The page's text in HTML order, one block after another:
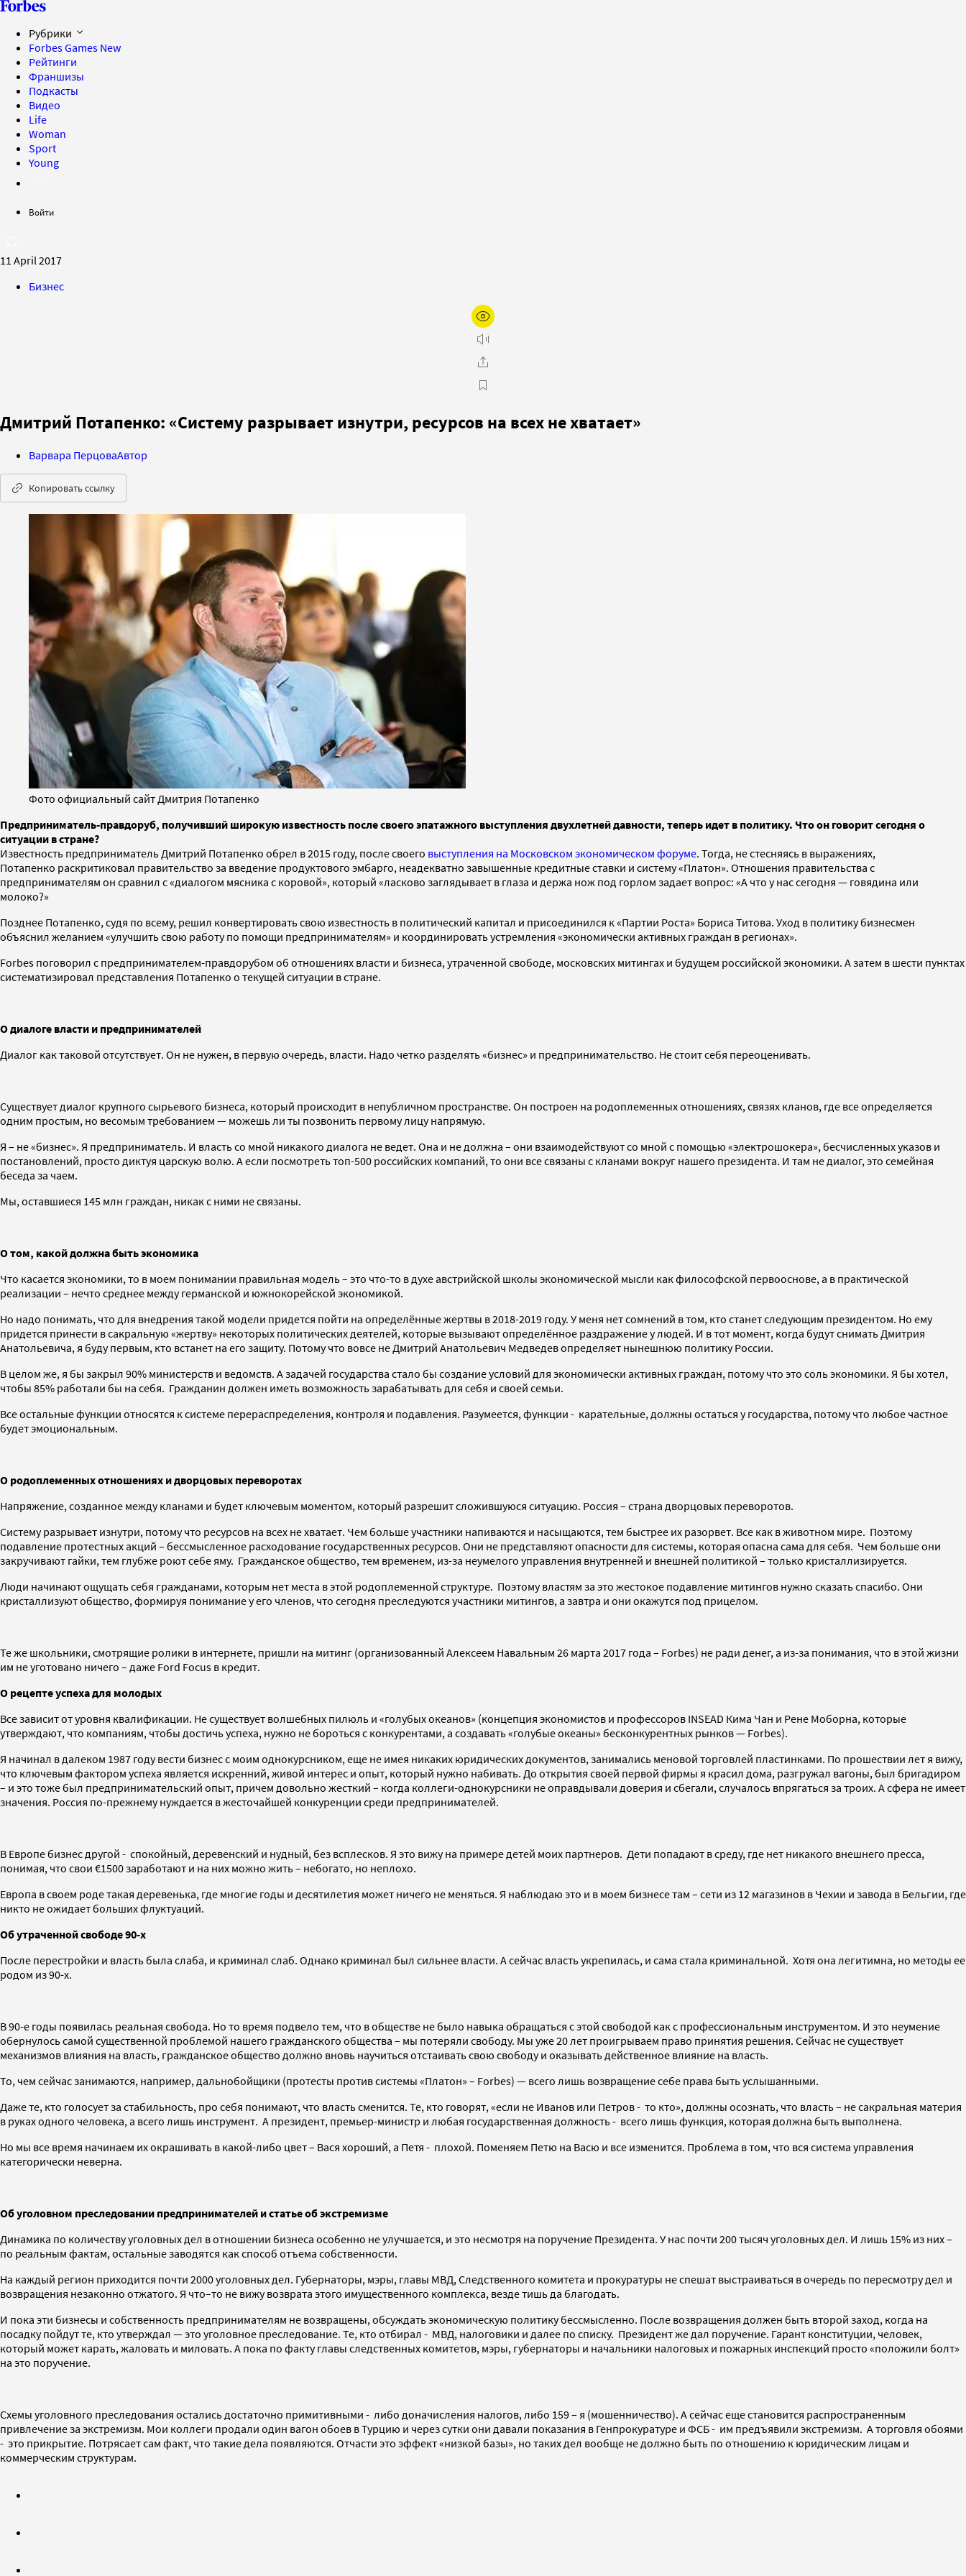
Рубрики
Forbes Games New
Рейтинги
Франшизы
Подкасты
Видео
Life
Woman
Sport
Young
Войти
11 April 2017
Бизнес
Дмитрий Потапенко: «Систему разрывает изнутри, ресурсов на всех не хватает»
Варвара ПерцоваАвтор
Копировать ссылку
Фото официальный сайт Дмитрия Потапенко
Предприниматель-правдоруб, получивший широкую известность после своего эпатажного выступления двухлетней давности, теперь идет в политику. Что он говорит сегодня о
ситуации в стране?
Известность предприниматель Дмитрий Потапенко обрел в 2015 году, после своего выступления на Московском экономическом форуме. Тогда, не стесняясь в выражениях,
Потапенко раскритиковал правительство за введение продуктового эмбарго, неадекватно завышенные кредитные ставки и систему «Платон». Отношения правительства с
предпринимателям он сравнил с «диалогом мясника с коровой», который «ласково заглядывает в глаза и держа нож под горлом задает вопрос: «А что у нас сегодня — говядина или
молоко?»
Позднее Потапенко, судя по всему, решил конвертировать свою известность в политический капитал и присоединился к «Партии Роста» Бориса Титова. Уход в политику бизнесмен
объяснил желанием «улучшить свою работу по помощи предпринимателям» и координировать устремления «экономически активных граждан в регионах».
Forbes поговорил с предпринимателем-правдорубом об отношениях власти и бизнеса, утраченной свободе, московских митингах и будущем российской экономики. А затем в шести пунктах
систематизировал представления Потапенко о текущей ситуации в стране.
О диалоге власти и предпринимателей
Диалог как таковой отсутствует. Он не нужен, в первую очередь, власти. Надо четко разделять «бизнес» и предпринимательство. Не стоит себя переоценивать.
Существует диалог крупного сырьевого бизнеса, который происходит в непубличном пространстве. Он построен на родоплеменных отношениях, связях кланов, где все определяется
одним простым, но весомым требованием — можешь ли ты позвонить первому лицу напрямую.
Я – не «бизнес». Я предприниматель. И власть со мной никакого диалога не ведет. Она и не должна – они взаимодействуют со мной с помощью «электрошокера», бесчисленных указов и
постановлений, просто диктуя царскую волю. А если посмотреть топ-500 российских компаний, то они все связаны с кланами вокруг нашего президента. И там не диалог, это семейная
беседа за чаем.
Мы, оставшиеся 145 млн граждан, никак с ними не связаны.
О том, какой должна быть экономика
Что касается экономики, то в моем понимании правильная модель – это что-то в духе австрийской школы экономической мысли как философской первооснове, а в практической
реализации – нечто среднее между германской и южнокорейской экономикой.
Но надо понимать, что для внедрения такой модели придется пойти на определённые жертвы в 2018-2019 году. У меня нет сомнений в том, кто станет следующим президентом. Но ему
придется принести в сакральную «жертву» некоторых политических деятелей, которые вызывают определённое раздражение у людей. И в тот момент, когда будут снимать Дмитрия
Анатольевича, я буду первым, кто встанет на его защиту. Потому что вовсе не Дмитрий Анатольевич Медведев определяет нынешнюю политику России.
В целом же, я бы закрыл 90% министерств и ведомств. А задачей государства стало бы создание условий для экономически активных граждан, потому что это соль экономики. Я бы хотел,
чтобы 85% работали бы на себя. Гражданин должен иметь возможность зарабатывать для себя и своей семьи.
Все остальные функции относятся к системе перераспределения, контроля и подавления. Разумеется, функции - карательные, должны остаться у государства, потому что любое частное
будет эмоциональным.
О родоплеменных отношениях и дворцовых переворотах
Напряжение, созданное между кланами и будет ключевым моментом, который разрешит сложившуюся ситуацию. Россия – страна дворцовых переворотов.
Систему разрывает изнутри, потому что ресурсов на всех не хватает. Чем больше участники напиваются и насыщаются, тем быстрее их разорвет. Все как в животном мире. Поэтому
подавление протестных акций – бессмысленное расходование государственных ресурсов. Они не представляют опасности для системы, которая опасна сама для себя. Чем больше они
закручивают гайки, тем глубже роют себе яму. Гражданское общество, тем временем, из-за неумелого управления внутренней и внешней политикой – только кристаллизируется.
Люди начинают ощущать себя гражданами, которым нет места в этой родоплеменной структуре. Поэтому властям за это жестокое подавление митингов нужно сказать спасибо. Они
кристаллизуют общество, формируя понимание у его членов, что сегодня преследуются участники митингов, а завтра и они окажутся под прицелом.
Те же школьники, смотрящие ролики в интернете, пришли на митинг (организованный Алексеем Навальным 26 марта 2017 года – Forbes) не ради денег, а из-за понимания, что в этой жизни
им не уготовано ничего – даже Ford Focus в кредит.
О рецепте успеха для молодых
Все зависит от уровня квалификации. Не существует волшебных пилюль и «голубых океанов» (концепция экономистов и профессоров INSEAD Кима Чан и Рене Моборна, которые
утверждают, что компаниям, чтобы достичь успеха, нужно не бороться с конкурентами, а создавать «голубые океаны» бесконкурентных рынков — Forbes).
Я начинал в далеком 1987 году вести бизнес с моим однокурсником, еще не имея никаких юридических документов, занимались меновой торговлей пластинками. По прошествии лет я вижу,
что ключевым фактором успеха является искренний, живой интерес и опыт, который нужно набивать. До открытия своей первой фирмы я красил дома, разгружал вагоны, был бригадиром
– и это тоже был предпринимательский опыт, причем довольно жесткий – когда коллеги-однокурсники не оправдывали доверия и сбегали, случалось впрягаться за троих. А сфера не имеет
значения. Россия по-прежнему нуждается в жесточайшей конкуренции среди предпринимателей.
В Европе бизнес другой - спокойный, деревенский и нудный, без всплесков. Я это вижу на примере детей моих партнеров. Дети попадают в среду, где нет никакого внешнего пресса,
понимая, что свои €1500 заработают и на них можно жить – небогато, но неплохо.
Европа в своем роде такая деревенька, где многие годы и десятилетия может ничего не меняться. Я наблюдаю это и в моем бизнесе там – сети из 12 магазинов в Чехии и завода в Бельгии, где
никто не ожидает больших флуктуаций.
Об утраченной свободе 90-х
После перестройки и власть была слаба, и криминал слаб. Однако криминал был сильнее власти. А сейчас власть укрепилась, и сама стала криминальной. Хотя она легитимна, но методы ее
родом из 90-х.
В 90-е годы появилась реальная свобода. Но то время подвело тем, что в обществе не было навыка обращаться с этой свободой как с профессиональным инструментом. И это неумение
обернулось самой существенной проблемой нашего гражданского общества – мы потеряли свободу. Мы уже 20 лет проигрываем право принятия решения. Сейчас не существует
механизмов влияния на власть, гражданское общество должно вновь научиться отстаивать свою свободу и оказывать действенное влияние на власть.
То, чем сейчас занимаются, например, дальнобойщики (протесты против системы «Платон» – Forbes) — всего лишь возвращение себе права быть услышанными.
Даже те, кто голосует за стабильность, про себя понимают, что власть сменится. Те, кто говорят, «если не Иванов или Петров - то кто», должны осознать, что власть – не сакральная материя
в руках одного человека, а всего лишь инструмент. А президент, премьер-министр и любая государственная должность - всего лишь функция, которая должна быть выполнена.
Но мы все время начинаем их окрашивать в какой-либо цвет – Вася хороший, а Петя - плохой. Поменяем Петю на Васю и все изменится. Проблема в том, что вся система управления
категорически неверна.
Об уголовном преследовании предпринимателей и статье об экстремизме
Динамика по количеству уголовных дел в отношении бизнеса особенно не улучшается, и это несмотря на поручение Президента. У нас почти 200 тысяч уголовных дел. И лишь 15% из них –
по реальным фактам, остальные заводятся как способ отъема собственности.
На каждый регион приходится почти 2000 уголовных дел. Губернаторы, мэры, главы МВД, Следственного комитета и прокуратуры не спешат выстраиваться в очередь по пересмотру дел и
возвращения незаконно отжатого. Я что–то не вижу возврата этого имущественного комплекса, везде тишь да благодать.
И пока эти бизнесы и собственность предпринимателям не возвращены, обсуждать экономическую политику бессмысленно. После возвращения должен быть второй заход, когда на
посадку пойдут те, кто утверждал — это уголовное преследование. Те, кто отбирал - МВД, налоговики и далее по списку. Президент же дал поручение. Гарант конституции, человек,
который может карать, жаловать и миловать. А пока по факту главы следственных комитетов, мэры, губернаторы и начальники налоговых и пожарных инспекций просто «положили болт»
на это поручение.
Схемы уголовного преследования остались достаточно примитивными - либо доначисления налогов, либо 159 – я (мошенничество). А сейчас еще становится распространенным
привлечение за экстремизм. Мои коллеги продали один вагон обоев в Турцию и через сутки они давали показания в Генпрокуратуре и ФСБ - им предъявили экстремизм. А торговля обоями
- это прикрытие. Потрясает сам факт, что такие дела появляются. Отчасти это эффект «низкой базы», но таких дел вообще не должно быть по отношению к юридическим лицам и
коммерческим структурам.